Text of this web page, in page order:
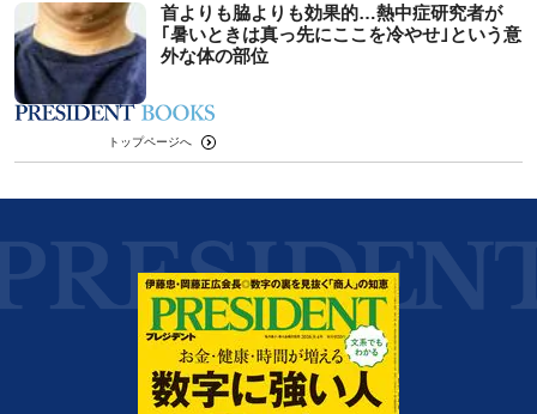
首よりも脇よりも効果的…熱中症研究者が
｢暑いときは真っ先にここを冷やせ｣という意
外な体の部位
トップページへ